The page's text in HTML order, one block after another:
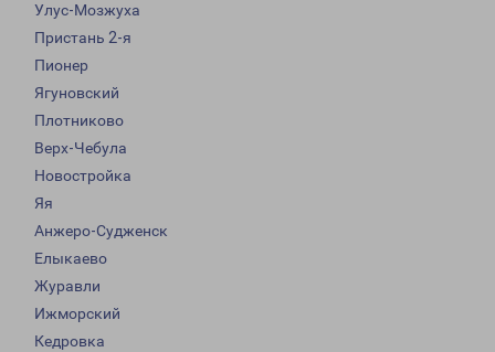
Улус-Мозжуха
Пристань 2-я
Пионер
Ягуновский
Плотниково
Верх-Чебула
Новостройка
Яя
Анжеро-Судженск
Елыкаево
Журавли
Ижморский
Кедровка